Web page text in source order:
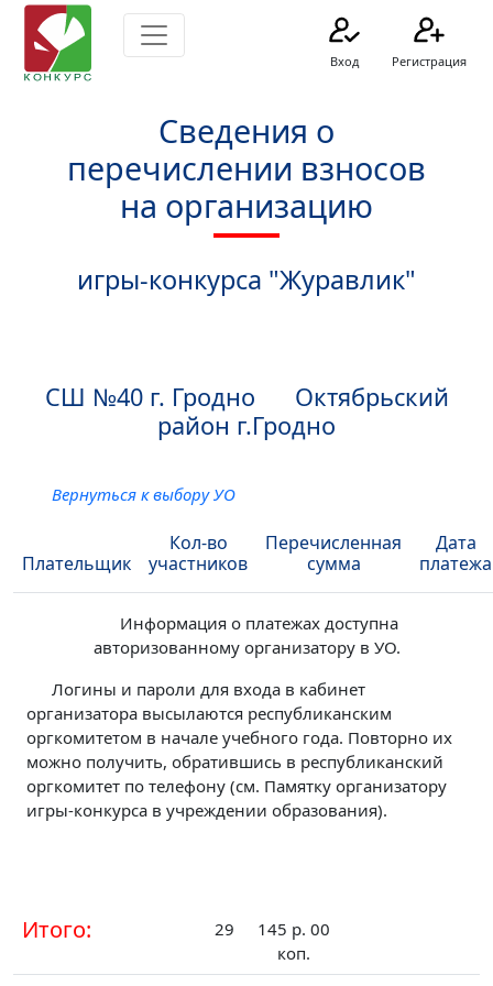
Вход Регистрация
Сведения о
перечислении взносов
на организацию
игры-конкурса "Журавлик"
СШ №40 г. Гродно Октябрьский
район г.Гродно
Вернуться к выбору УО
Плательщик
Кол-во
участников
Перечисленная
сумма
Дата
платежа
Информация о платежах доступна
авторизованному организатору в УО.
Логины и пароли для входа в кабинет
организатора высылаются республиканским
оргкомитетом в начале учебного года. Повторно их
можно получить, обратившись в республиканский
оргкомитет по телефону (см. Памятку организатору
игры-конкурса в учреждении образования).
Итого: 29
145 р. 00
коп.